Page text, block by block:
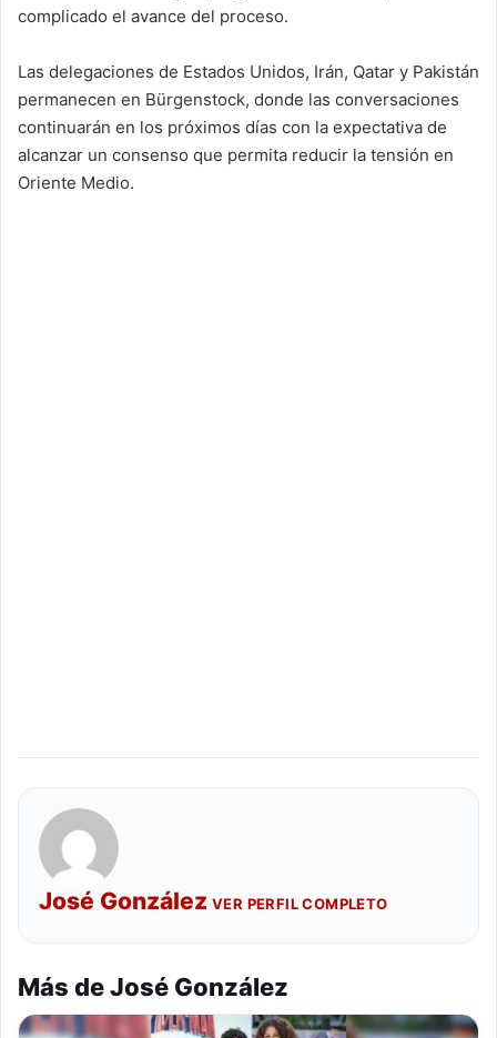
complicado el avance del proceso.
Las delegaciones de Estados Unidos, Irán, Qatar y Pakistán
permanecen en Bürgenstock, donde las conversaciones
continuarán en los próximos días con la expectativa de
alcanzar un consenso que permita reducir la tensión en
Oriente Medio.
José González VER PERFIL COMPLETO
Más de José González